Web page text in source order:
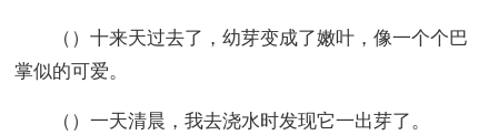
（）十来天过去了，幼芽变成了嫩叶，像一个个巴
掌似的可爱。
（）一天清晨，我去浇水时发现它一出芽了。